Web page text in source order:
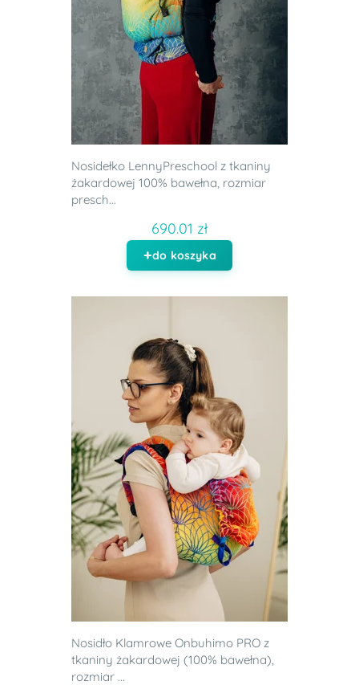
Nosidełko LennyPreschool z tkaniny
żakardowej 100% bawełna, rozmiar
presch...
690.01 zł
do koszyka
Nosidło Klamrowe Onbuhimo PRO z
tkaniny żakardowej (100% bawełna),
rozmiar ...